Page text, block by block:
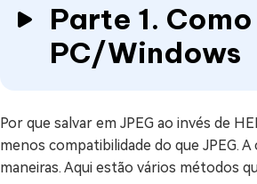
Parte 1.
PC/Windows
Por que salvar em JPEG ao invés de
menos compatibilidade do que JPEG.
maneiras. Aqui estão vários métodos